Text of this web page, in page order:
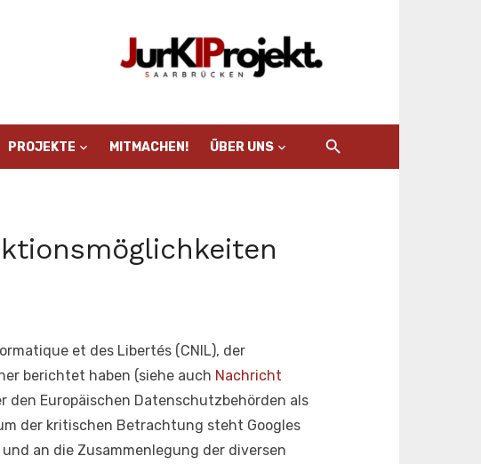
PROJEKTE MITMACHEN! ÜBER UNS
et des Libertés (CNIL), der
berichtet haben (siehe auch Nachricht
den Europäischen Datenschutzbehörden als
der kritischen Betrachtung steht Googles
an die Zusammenlegung der diversen